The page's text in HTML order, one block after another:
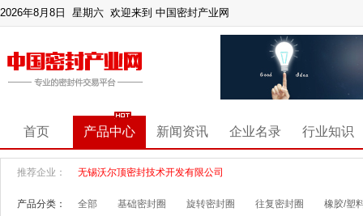
2026年8月8日 星期六 欢迎来到 中国密封产业网
首页 产品中心 新闻资讯 企业名录 行业知识
推荐企业： 无锡沃尔顶密封技术开发有限公司
产品分类： 全部 基础密封圈 旋转密封圈 往复密封圈 橡胶/塑